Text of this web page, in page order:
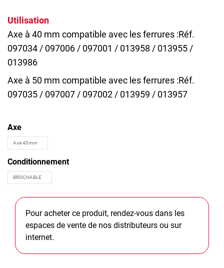
Utilisation
Axe à 40 mm compatible avec les ferrures :Réf.
097034 / 097006 / 097001 / 013958 / 013955 /
013986
Axe à 50 mm compatible avec les ferrures :Réf.
097035 / 097007 / 097002 / 013959 / 013957
Axe
Conditionnement
Pour acheter ce produit, rendez-vous dans les
espaces de vente de nos distributeurs ou sur
internet.